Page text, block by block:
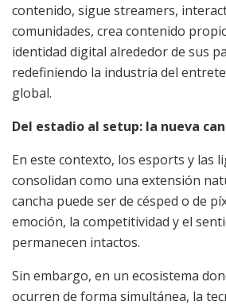
contenido, sigue streamers,
comunidades, crea contenido
identidad digital alrededor de sus
redefiniendo la industria del
global.
Del estadio al setup: la nueva
En este contexto, los esports y las
consolidan como una extensión
cancha puede ser de césped o de
emoción, la competitividad y el
permanecen intactos.
Sin embargo, en un ecosistema
ocurren de forma simultánea, la